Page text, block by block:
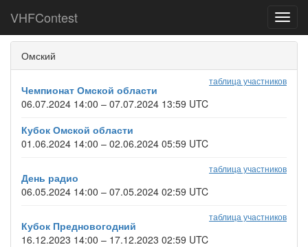
VHFContest
Омский
таблица участников
Чемпионат Омской области
06.07.2024 14:00 – 07.07.2024 13:59 UTC
Кубок Омской области
01.06.2024 14:00 – 02.06.2024 05:59 UTC
таблица участников
День радио
06.05.2024 14:00 – 07.05.2024 02:59 UTC
таблица участников
Кубок Предновогодний
16.12.2023 14:00 – 17.12.2023 02:59 UTC